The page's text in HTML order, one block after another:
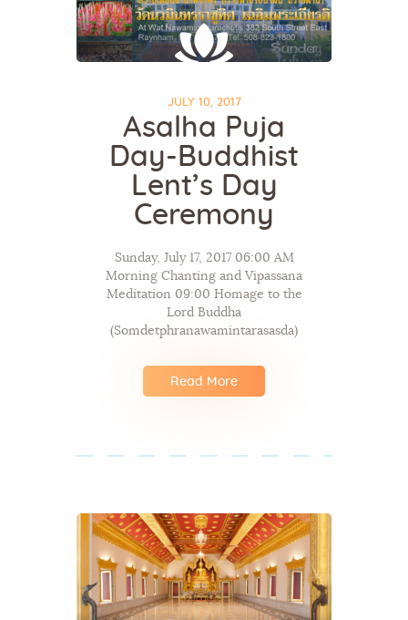
JULY 10, 2017
Asalha Puja
Day-Buddhist
Lent’s Day
Ceremony
Sunday, July 17, 2017 06:00 AM
Morning Chanting and Vipassana
Meditation 09:00 Homage to the
Lord Buddha
(Somdetphranawamintarasasda)
Read More